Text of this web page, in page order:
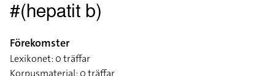
#(hepatit b)
Förekomster
Lexikonet: 0 träffar
Korpusmaterial: 0 träffar